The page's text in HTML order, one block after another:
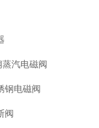
汽电磁阀
钢电磁阀
阀